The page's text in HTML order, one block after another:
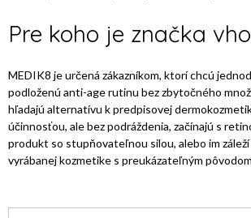
Pre koho je značka
MEDIK8 je určená zákazníkom, ktorí chcú
podloženú anti-age rutinu bez zbytočného
hľadajú alternatívu k predpisovej
účinnosťou, ale bez podráždenia, začínajú s
produkt so stupňovateľnou silou, alebo im
vyrábanej kozmetike s preukázateľným